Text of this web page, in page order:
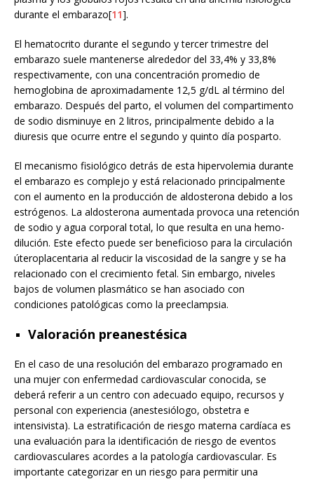
durante el embarazo[11].
El hematocrito durante el segundo y tercer trimestre del
embarazo suele mantenerse alrededor del 33,4% y 33,8%
respectivamente, con una concentración promedio de
hemoglobina de aproximadamente 12,5 g/dL al término del
embarazo. Después del parto, el volumen del compartimento
de sodio disminuye en 2 litros, principalmente debido a la
diuresis que ocurre entre el segundo y quinto día posparto.
El mecanismo fisiológico detrás de esta hipervolemia durante
el embarazo es complejo y está relacionado principalmente
con el aumento en la producción de aldosterona debido a los
estrógenos. La aldosterona aumentada provoca una retención
de sodio y agua corporal total, lo que resulta en una hemo-
dilución. Este efecto puede ser beneficioso para la circulación
úteroplacentaria al reducir la viscosidad de la sangre y se ha
relacionado con el crecimiento fetal. Sin embargo, niveles
bajos de volumen plasmático se han asociado con
condiciones patológicas como la preeclampsia.
Valoración preanestésica
En el caso de una resolución del embarazo programado en
una mujer con enfermedad cardiovascular conocida, se
deberá referir a un centro con adecuado equipo, recursos y
personal con experiencia (anestesiólogo, obstetra e
intensivista). La estratificación de riesgo materna cardíaca es
una evaluación para la identificación de riesgo de eventos
cardiovasculares acordes a la patología cardiovascular. Es
importante categorizar en un riesgo para permitir una